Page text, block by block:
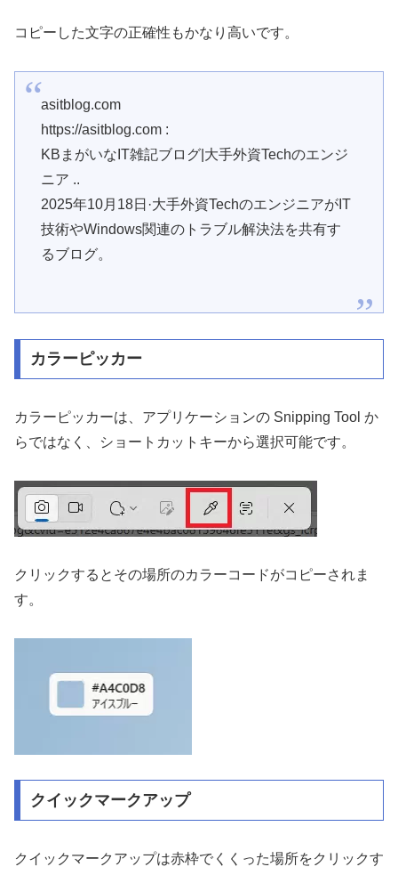
コピーした文字の正確性もかなり高いです。
asitblog.com
https://asitblog.com :
KBまがいなIT雑記ブログ|大手外資Techのエンジ
ニア ..
2025年10月18日·大手外資TechのエンジニアがIT
技術やWindows関連のトラブル解決法を共有す
るブログ。
カラーピッカー
カラーピッカーは、アプリケーションの Snipping Tool か
らではなく、ショートカットキーから選択可能です。
クリックするとその場所のカラーコードがコピーされま
す。
クイックマークアップ
クイックマークアップは赤枠でくくった場所をクリックす